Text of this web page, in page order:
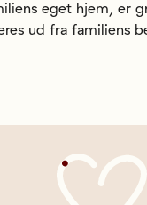
eget hjem, er
ud fra familiens